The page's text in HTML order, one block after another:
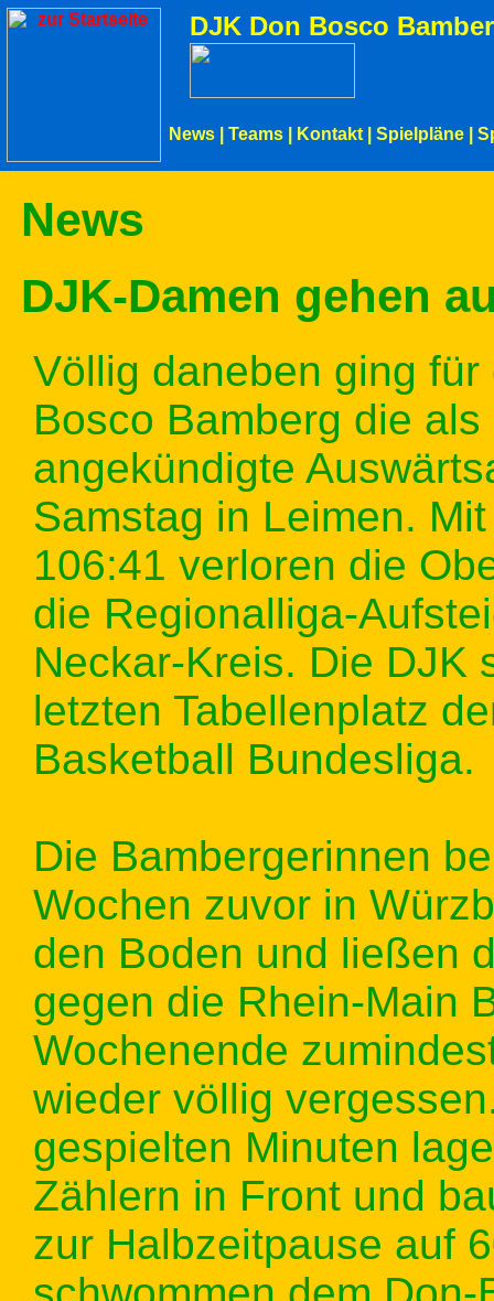
DJK Don Bosco
News Teams Kontakt Spielpläne
News
DJK-Damen gehen
Völlig daneben ging
Bosco Bamberg die
angekündigte
Samstag in Leimen.
106:41 verloren die
die Regionalliga-
Neckar-Kreis. Die DJK
letzten Tabellenplatz
Basketball Bundesliga.
Die Bambergerinnen
Wochen zuvor in
den Boden und ließen
gegen die Rhein-Main
Wochenende
wieder völlig
gespielten Minuten
Zählern in Front und
zur Halbzeitpause auf